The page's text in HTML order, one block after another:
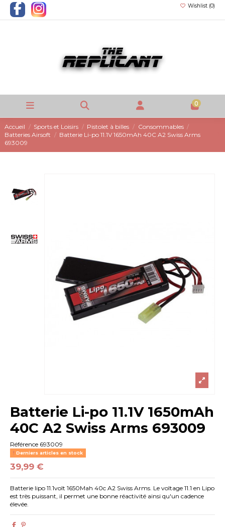
Wishlist (0)
0
Accueil Sports et Loisirs Pistolet à billes
Consommables
Batteries Airsoft
Batterie Li-po 11.1V 1650mAh 40C A2 Swiss Arms
693009
Batterie Li-po 11.1V 1650mAh
40C A2 Swiss Arms 693009
Référence 693009
Derniers articles en stock
39,99 €
Batterie lipo 11.1volt 1650Mah 40c A2 Swiss Arms. Le voltage 11.1 en Lipo
est très puissant, il permet une bonne réactivité ainsi qu'un cadence
élevée.